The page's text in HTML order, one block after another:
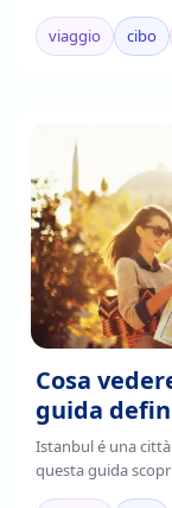
Turchia è un
Continua a leggere
aquistare!
viaggio cibo
Cosa
guida
Istanbul é una
questa guida
poter pianificare